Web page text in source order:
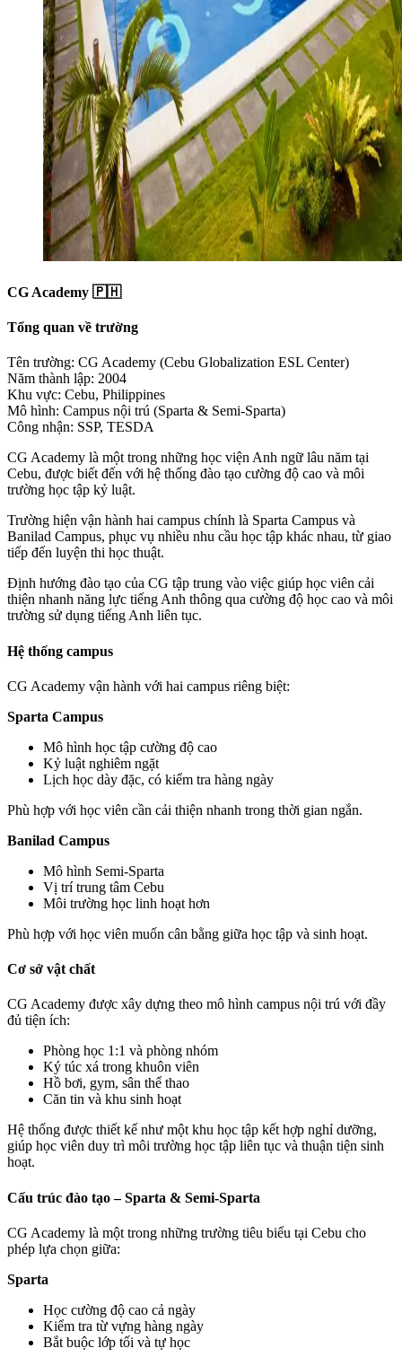
CG Academy 🇵🇭
Tổng quan về trường
Tên trường: CG Academy (Cebu Globalization ESL Center)
Năm thành lập: 2004
Khu vực: Cebu, Philippines
Mô hình: Campus nội trú (Sparta & Semi-Sparta)
Công nhận: SSP, TESDA
CG Academy là một trong những học viện Anh ngữ lâu năm tại
Cebu, được biết đến với hệ thống đào tạo cường độ cao và môi
trường học tập kỷ luật.
Trường hiện vận hành hai campus chính là Sparta Campus và
Banilad Campus, phục vụ nhiều nhu cầu học tập khác nhau, từ giao
tiếp đến luyện thi học thuật.
Định hướng đào tạo của CG tập trung vào việc giúp học viên cải
thiện nhanh năng lực tiếng Anh thông qua cường độ học cao và môi
trường sử dụng tiếng Anh liên tục.
Hệ thống campus
CG Academy vận hành với hai campus riêng biệt:
Sparta Campus
Mô hình học tập cường độ cao
Kỷ luật nghiêm ngặt
Lịch học dày đặc, có kiểm tra hàng ngày
Phù hợp với học viên cần cải thiện nhanh trong thời gian ngắn.
Banilad Campus
Mô hình Semi-Sparta
Vị trí trung tâm Cebu
Môi trường học linh hoạt hơn
Phù hợp với học viên muốn cân bằng giữa học tập và sinh hoạt.
Cơ sở vật chất
CG Academy được xây dựng theo mô hình campus nội trú với đầy
đủ tiện ích:
Phòng học 1:1 và phòng nhóm
Ký túc xá trong khuôn viên
Hồ bơi, gym, sân thể thao
Căn tin và khu sinh hoạt
Hệ thống được thiết kế như một khu học tập kết hợp nghỉ dưỡng,
giúp học viên duy trì môi trường học tập liên tục và thuận tiện sinh
hoạt.
Cấu trúc đào tạo – Sparta & Semi-Sparta
CG Academy là một trong những trường tiêu biểu tại Cebu cho
phép lựa chọn giữa:
Sparta
Học cường độ cao cả ngày
Kiểm tra từ vựng hàng ngày
Bắt buộc lớp tối và tự học